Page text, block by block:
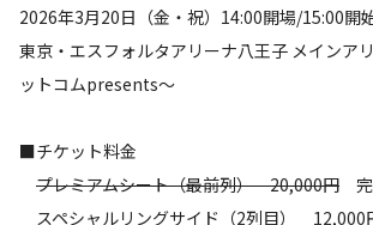
2026年3月20日（金・祝）14:00開場/15:00開
東京・エスフォルタアリーナ八王子 メインア
ットコムpresents～
■チケット料金
プレミアムシート（最前列） 20,000円
スペシャルリングサイド（2列目）